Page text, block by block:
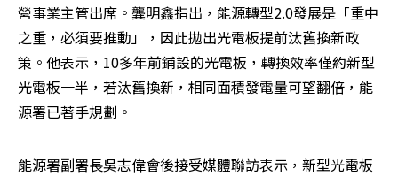
營事業主管出席。龔明鑫指出，能源轉型2.0發展是「重中
之重，必須要推動」，因此拋出光電板提前汰舊換新政
策。他表示，10多年前鋪設的光電板，轉換效率僅約新型
光電板一半，若汰舊換新，相同面積發電量可望翻倍，能
源署已著手規劃。
能源署副署長吳志偉會後接受媒體聯訪表示，新型光電板